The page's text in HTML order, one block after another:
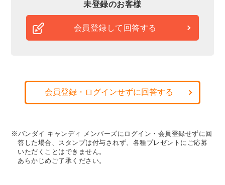
未登録のお客様
会員登録して回答する
会員登録・ログインせずに回答する
※バンダイ キャンディ メンバーズにログイン・会員登録せずに回
答した場合、スタンプは付与されず、各種プレゼントにご応募
いただくことはできません。
あらかじめご了承ください。